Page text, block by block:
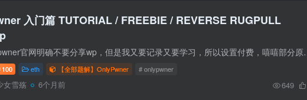
入门篇 TUTORIAL / FREEBIE / REVERSE RUGPULL
由于onlypwner官网明确不要分享wp，但是我又要
100 eth 【全部题解】OnlyPwner # onlypwner
女雪殇 6个月前 649